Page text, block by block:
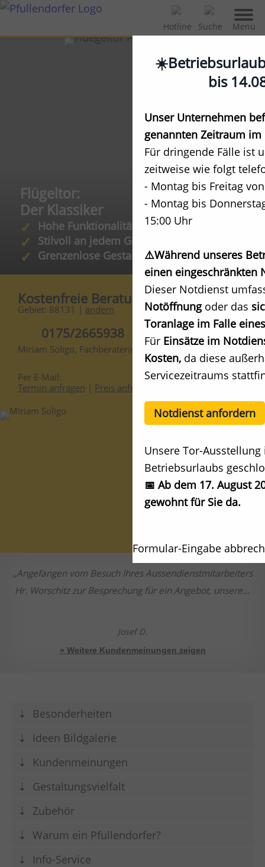
Hotline Suche Menü
Flügeltor:
Der Klassiker
Hohe Funktionalität
Stilvoll an jedem Gebäude
Grenzenlose Gestaltungsmöglichkeiten
Kostenfreie Beratung
Gebiet: 88131 | ändern
0175/2665938
Miriam Soligo, Fachberaterin
Per E-Mail:
Termin anfragen | Preis anfragen
Angefangen vom Besuch Ihres Aussendienstmitarbeiters
Hr. Worschitz zur Besprechung für ein Angebot, unserem
muß, hat vorzüglich geklappt.
Josef D.
» Weitere Kundenmeinungen zeigen
Besonderheiten
Ideen Bildgalerie
Kundenmeinungen
Gestaltungsvielfalt
Zubehör
Warum ein Pfullendorfer?
Info-Service
bis
Unser Unternehmen
genannten Zeitraum
Für dringende Fälle ist
zeitweise wie folgt
- Montag bis Freitag
- Montag bis
15:00 Uhr
⚠️Während unseres
einen eingeschränkten
Dieser Notdienst
Notöffnung oder das
Toranlage im Falle
Für Einsätze im
Kosten, da diese
Servicezeitraums
Notdienst anfordern
Unsere Tor-
Betriebsurlaubs
📅 Ab dem 17. August
gewohnt für Sie da.
Formular-Eingabe